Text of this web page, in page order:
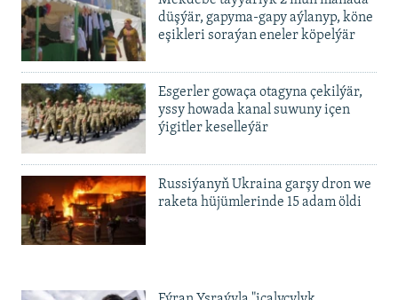
düşýär, gapyma-gapy aýlanyp, köne
eşikleri soraýan eneler köpelýär
Esgerler gowaça otagyna çekilýär,
yssy howada kanal suwuny içen
ýigitler keselleýär
Russiýanyň Ukraina garşy dron we
raketa hüjümlerinde 15 adam öldi